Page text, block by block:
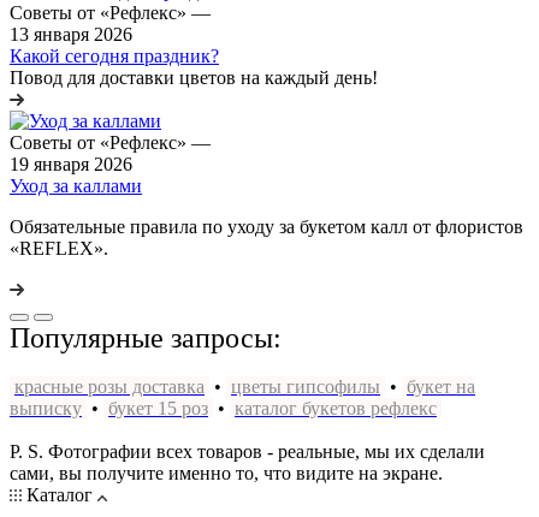
Советы от «Рефлекс» —
13 января 2026
Какой сегодня праздник?
Повод для доставки цветов на каждый день!
Советы от «Рефлекс» —
19 января 2026
Уход за каллами
Обязательные правила по уходу за букетом калл от флористов
«REFLEX».
Популярные запросы:
красные розы доставка • цветы гипсофилы • букет на
выписку • букет 15 роз • каталог букетов рефлекс
P. S. Фотографии всех товаров - реальные, мы их сделали
сами, вы получите именно то, что видите на экране.
Каталог